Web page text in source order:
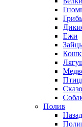
Ежи
Полив
Назад